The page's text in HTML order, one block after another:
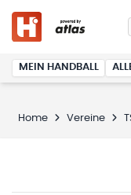
MEIN HANDBALL
Home Vereine